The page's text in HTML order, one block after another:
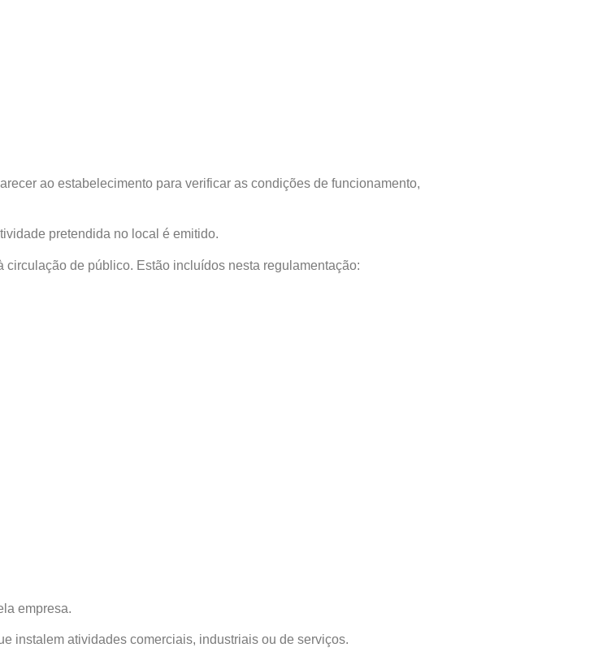
ao estabelecimento para verificar as condições de funcionamento,
pretendida no local é emitido.
de público. Estão incluídos nesta regulamentação:
empresa.
instalem atividades comerciais, industriais ou de serviços.